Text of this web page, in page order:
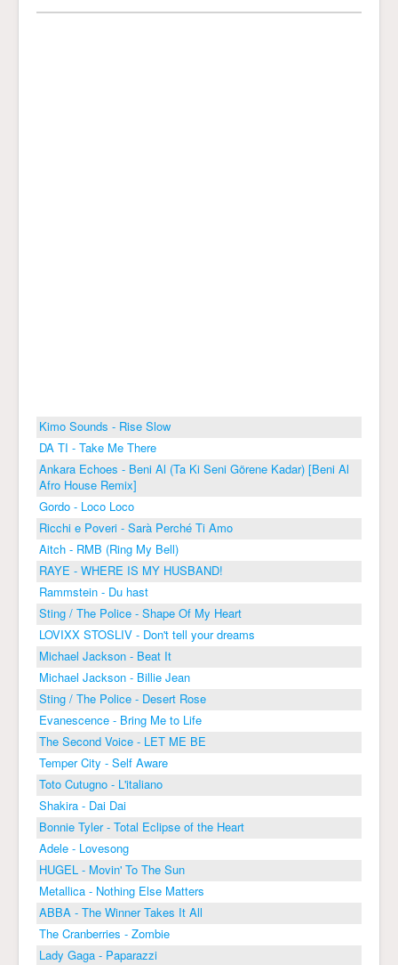
Kimo Sounds - Rise Slow
DA TI - Take Me There
Ankara Echoes - Beni Al (Ta Ki Seni Görene Kadar) [Beni Al
Afro House Remix]
Gordo - Loco Loco
Ricchi e Poveri - Sarà Perché Ti Amo
Aitch - RMB (Ring My Bell)
RAYE - WHERE IS MY HUSBAND!
Rammstein - Du hast
Sting / The Police - Shape Of My Heart
LOVIXX STOSLIV - Don't tell your dreams
Michael Jackson - Beat It
Michael Jackson - Billie Jean
Sting / The Police - Desert Rose
Evanescence - Bring Me to Life
The Second Voice - LET ME BE
Temper City - Self Aware
Toto Cutugno - L'italiano
Shakira - Dai Dai
Bonnie Tyler - Total Eclipse of the Heart
Adele - Lovesong
HUGEL - Movin' To The Sun
Metallica - Nothing Else Matters
ABBA - The Winner Takes It All
The Cranberries - Zombie
Lady Gaga - Paparazzi